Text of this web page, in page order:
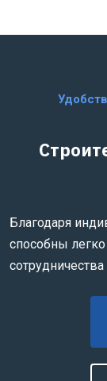
Благодаря
способны